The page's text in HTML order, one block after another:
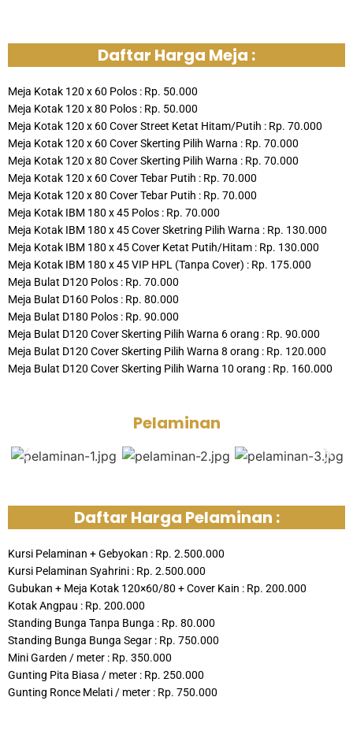
Daftar Harga Meja :
Meja Kotak 120 x 60 Polos : Rp. 50.000
Meja Kotak 120 x 80 Polos : Rp. 50.000
Meja Kotak 120 x 60 Cover Street Ketat Hitam/Putih : Rp. 70.000
Meja Kotak 120 x 60 Cover Skerting Pilih Warna : Rp. 70.000
Meja Kotak 120 x 80 Cover Skerting Pilih Warna : Rp. 70.000
Meja Kotak 120 x 60 Cover Tebar Putih : Rp. 70.000
Meja Kotak 120 x 80 Cover Tebar Putih : Rp. 70.000
Meja Kotak IBM 180 x 45 Polos : Rp. 70.000
Meja Kotak IBM 180 x 45 Cover Sketring Pilih Warna : Rp. 130.000
Meja Kotak IBM 180 x 45 Cover Ketat Putih/Hitam : Rp. 130.000
Meja Kotak IBM 180 x 45 VIP HPL (Tanpa Cover) : Rp. 175.000
Meja Bulat D120 Polos : Rp. 70.000
Meja Bulat D160 Polos : Rp. 80.000
Meja Bulat D180 Polos : Rp. 90.000
Meja Bulat D120 Cover Skerting Pilih Warna 6 orang : Rp. 90.000
Meja Bulat D120 Cover Skerting Pilih Warna 8 orang : Rp. 120.000
Meja Bulat D120 Cover Skerting Pilih Warna 10 orang : Rp. 160.000
Pelaminan
Daftar Harga Pelaminan :
Kursi Pelaminan + Gebyokan : Rp. 2.500.000
Kursi Pelaminan Syahrini : Rp. 2.500.000
Gubukan + Meja Kotak 120×60/80 + Cover Kain : Rp. 200.000
Kotak Angpau : Rp. 200.000
Standing Bunga Tanpa Bunga : Rp. 80.000
Standing Bunga Bunga Segar : Rp. 750.000
Mini Garden / meter : Rp. 350.000
Gunting Pita Biasa / meter : Rp. 250.000
Gunting Ronce Melati / meter : Rp. 750.000